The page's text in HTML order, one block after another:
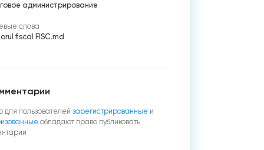
администрирование
слова
fiscal FISC.md
для пользователей зарегистрированные и
обладают право публиковать